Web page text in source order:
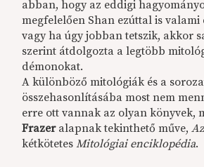
abban, hogy az eddigi
megfelelően Shan ezúttal is
vagy ha úgy jobban tetszik, akkor
szerint átdolgozta a legtöbb
démonokat.
A különböző mitológiák és a
összehasonlításába most nem
erre ott vannak az olyan könyvek,
Frazeralapnak tekinthető műve,
kétkötetesMitológiai enciklopédia.